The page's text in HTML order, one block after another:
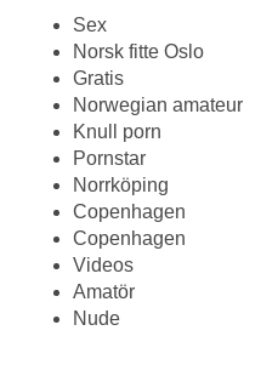
Sex
Norsk fitte Oslo
Gratis
Norwegian amateur
Knull porn
Pornstar
Norrköping
Copenhagen
Copenhagen
Videos
Amatör
Nude